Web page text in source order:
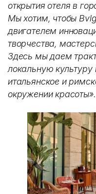
открытия отеля в
Мы хотим, чтобы
двигателем
творчества,
Здесь мы даем
локальную
итальянское и
окружении красоты».